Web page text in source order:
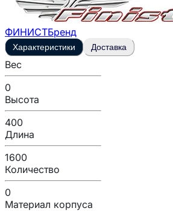
ФИНИСТБренд
Характеристики Доставка
Вес
0
Высота
400
Длина
1600
Количество
0
Материал корпуса